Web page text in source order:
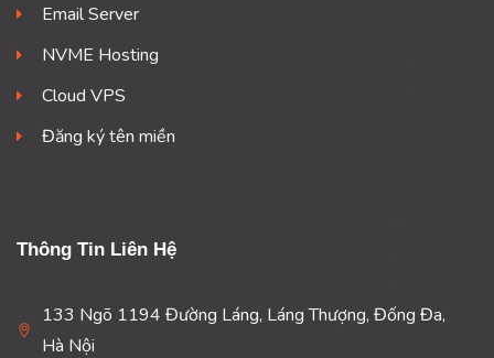
Email Server
NVME Hosting
Cloud VPS
Đăng ký tên miền
Thông Tin Liên Hệ
133 Ngõ 1194 Đường Láng, Láng Thượng, Đống Đa,
Hà Nội